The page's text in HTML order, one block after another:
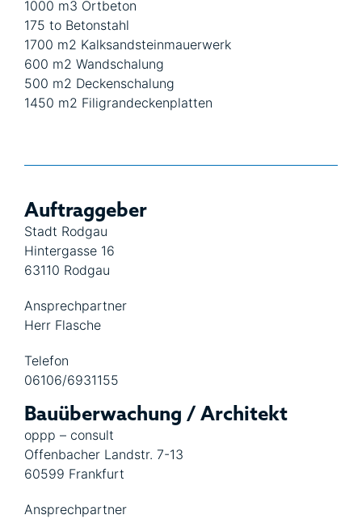
1000 m3 Ortbeton
175 to Betonstahl
1700 m2 Kalksandsteinmauerwerk
600 m2 Wandschalung
500 m2 Deckenschalung
1450 m2 Filigrandeckenplatten
Auftraggeber
Stadt Rodgau
Hintergasse 16
63110 Rodgau
Ansprechpartner
Herr Flasche
Telefon
06106/6931155
Bauüberwachung / Architekt
oppp – consult
Offenbacher Landstr. 7-13
60599 Frankfurt
Ansprechpartner